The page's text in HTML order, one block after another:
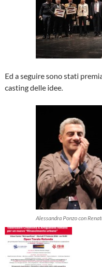
Ed a seguire sono stati
casting delle idee.
Alessandra Ponzo con